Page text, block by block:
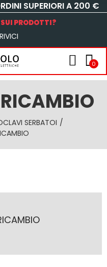
SUPERIORI A 200 €
PRODOTTI?
0
SERBATOI